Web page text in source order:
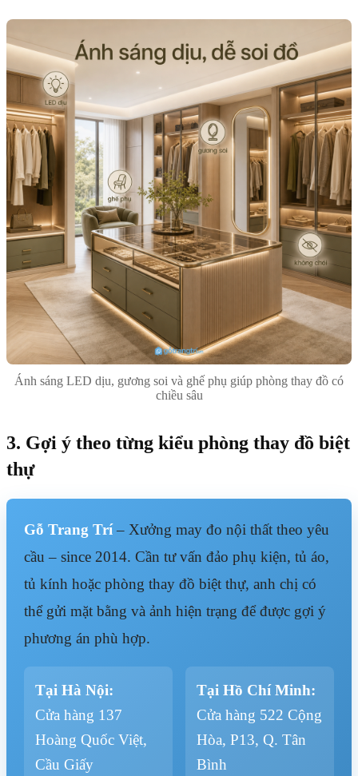
Ánh sáng LED dịu, gương soi và ghế phụ giúp phòng thay đồ có
chiều sâu
3. Gợi ý theo từng kiểu phòng thay đồ biệt
thự
Gỗ Trang Trí– Xưởng may đo nội thất theo yêu
cầu – since 2014. Cần tư vấn đảo phụ kiện, tủ áo,
tủ kính hoặc phòng thay đồ biệt thự, anh chị có
thể gửi mặt bằng và ảnh hiện trạng để được gợi ý
phương án phù hợp.
Tại Hà Nội:
Cửa hàng 137
Hoàng Quốc Việt,
Cầu Giấy
Tại Hồ Chí Minh:
Cửa hàng 522 Cộng
Hòa, P13, Q. Tân
Bình